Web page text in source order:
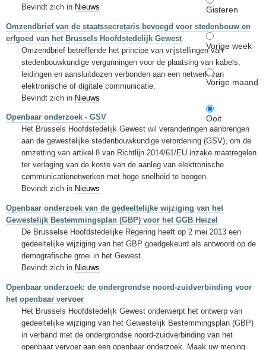
Gisteren
Vorige week
Vorige maand
Ooit
Bevindt zich in Nieuws
Omzendbrief van de staatssecretaris bevoegd voor stedenbouw en
erfgoed van het Brussels Hoofdstedelijk Gewest
Omzendbrief betreffende het principe van vrijstellingen van
stedenbouwkundige vergunningen voor de plaatsing van kabels,
leidingen en aansluitdozen verbonden aan een netwerk van
elektronische of digitale communicatie.
Bevindt zich in Nieuws
Openbaar onderzoek - GSV
Het Brussels Hoofdstedelijk Gewest wil veranderingen aanbrengen
aan de gewestelijke stedenbouwkundige verordening (GSV), om de
omzetting van artikel 8 van Richtlijn 2014/61/EU inzake maatregelen
ter verlaging van de koste van de aanleg van elektronische
communicatienetwerken met hoge snelheid te beogen.
Bevindt zich in Nieuws
Openbaar onderzoek van de gedeeltelijke wijziging van het
Gewestelijk Bestemmingsplan (GBP) voor het GGB Heizel
De Brusselse Hoofdstedelijke Regering heeft op 2 mei 2013 een
gedeeltelijke wijziging van het GBP goedgekeurd als antwoord op de
demografische groei in het Gewest.
Bevindt zich in Nieuws
Openbaar onderzoek: de ondergrondse noord-zuidverbinding voor
het openbaar vervoer
Het Brussels Hoofdstedelijk Gewest onderwerpt het ontwerp van
gedeeltelijke wijziging van het Gewestelijk Bestemmingsplan (GBP)
in verband met de ondergrondse noord-zuidverbinding van het
openbaar vervoer aan een openbaar onderzoek. Maak uw mening